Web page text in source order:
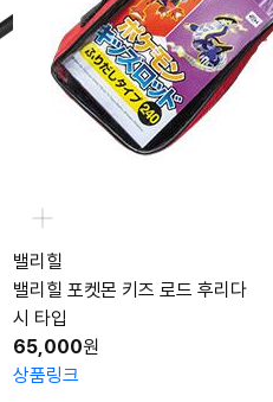
밸리힐
밸리힐 포켓몬 키즈 로드 후리다
시 타입
65,000원
상품링크